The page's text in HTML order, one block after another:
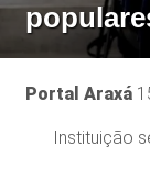
Portal Araxá
Instituição